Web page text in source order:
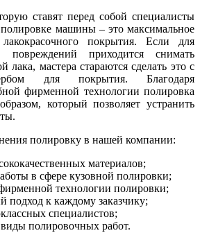
ставят перед собой специалисты
машины – это максимальное
лакокрасочного покрытия. Если для
повреждений приходится снимать
мастера стараются сделать это с
для покрытия. Благодаря
фирменной технологии полировка
который позволяет устранить
полировку в нашей компании:
материалов;
в сфере кузовной полировки;
технологии полировки;
подход к каждому заказчику;
специалистов;
полировочных работ.